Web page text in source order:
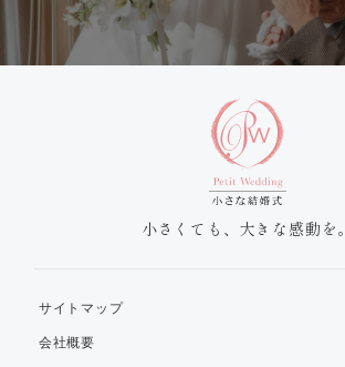
小さくても、大きな感動を。
サイトマップ
会社概要